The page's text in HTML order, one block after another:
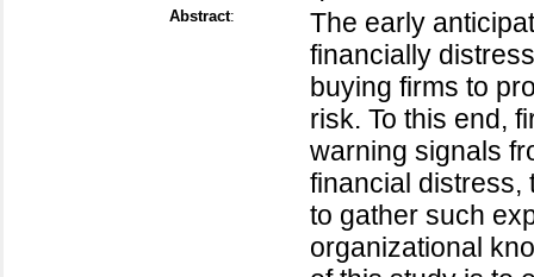
Abstract:
The early
financially
buying firms to
risk. To this end,
warning signals
financial distress,
to gather such
organizational